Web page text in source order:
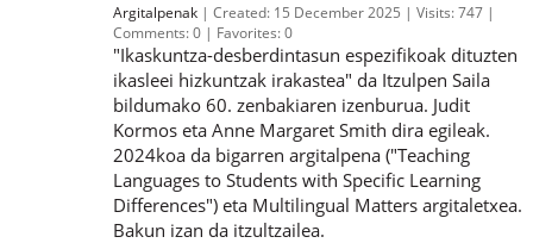
Argitalpenak Created: 15 December 2025 Visits:747
Comments:0 Favorites:0
"Ikaskuntza-desberdintasun espezifikoak dituzten
ikasleei hizkuntzak irakastea" da Itzulpen Saila
bildumako 60. zenbakiaren izenburua. Judit
Kormos eta Anne Margaret Smith dira egileak.
2024koa da bigarren argitalpena ("Teaching
Languages to Students with Specific Learning
Differences") eta Multilingual Matters argitaletxea.
Bakun izan da itzultzailea.